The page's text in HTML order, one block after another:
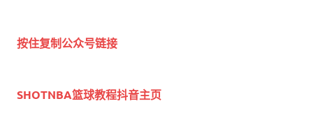
按住复制公众号链接
SHOTNBA篮球教程抖音主页